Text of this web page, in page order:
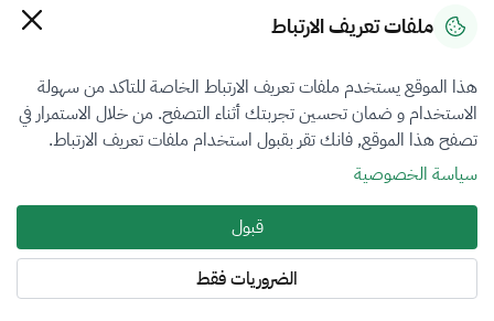
رقم الترخيص
التصنيف
VFR2
فرع التقييم
ملفات تعريف الارتباط
هذا الموقع يستخدم ملفات تعريف الارتباط الخاصة للتاكد من سهولة
الاستخدام و ضمان تحسين تجربتك أثناء التصفح. من خلال الاستمرار في
تصفح هذا الموقع, فانك تقر بقبول استخدام ملفات تعريف الارتباط.
سياسة الخصوصية
قبول
الضروريات فقط